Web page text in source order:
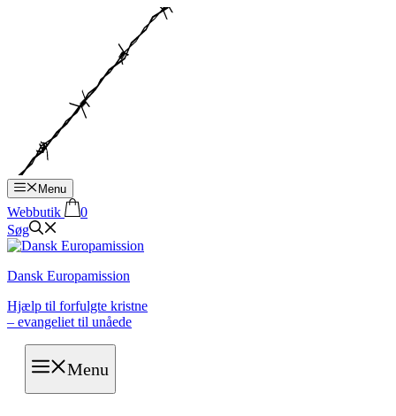
Menu
Webbutik
0
Søg
Dansk Europamission
Hjælp til forfulgte kristne
– evangeliet til unåede
Menu